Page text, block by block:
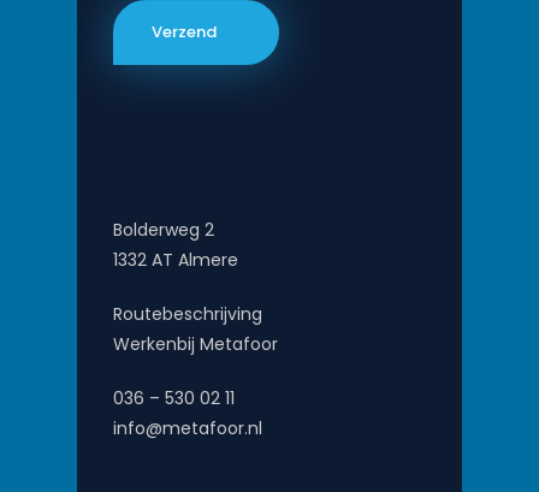
Bolderweg 2
1332 AT Almere
Routebeschrijving
Werkenbij Metafoor
036 – 530 02 11
info@metafoor.nl